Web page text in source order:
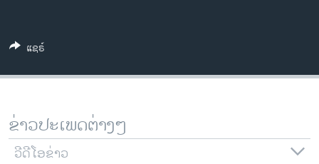
ພາສາຕ່າງໆ
ແຊຣ໌
ຂ່າວປະເພດຕ່າງໆ
ວີດີໂອຂ່າວ